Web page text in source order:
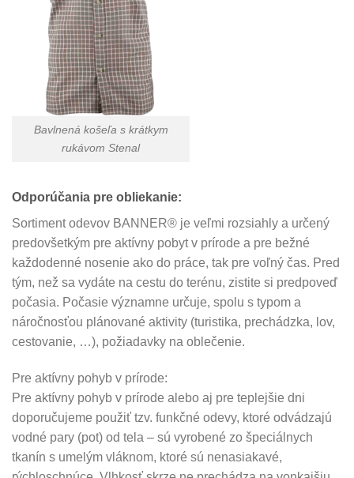
Bavlnená košeľa s krátkym
rukávom Stenal
Odporúčania pre obliekanie:
Sortiment odevov BANNER® je veľmi rozsiahly a určený
predovšetkým pre aktívny pobyt v prírode a pre bežné
každodenné nosenie ako do práce, tak pre voľný čas. Pred
tým, než sa vydáte na cestu do terénu, zistite si predpoveď
počasia. Počasie významne určuje, spolu s typom a
náročnosťou plánované aktivity (turistika, prechádzka, lov,
cestovanie, …), požiadavky na oblečenie.
Pre aktívny pohyb v prírode:
Pre aktívny pohyb v prírode alebo aj pre teplejšie dni
doporučujeme použiť tzv. funkčné odevy, ktoré odvádzajú
vodné pary (pot) od tela – sú vyrobené zo špeciálnych
tkanín s umelým vláknom, ktoré sú nenasiakavé,